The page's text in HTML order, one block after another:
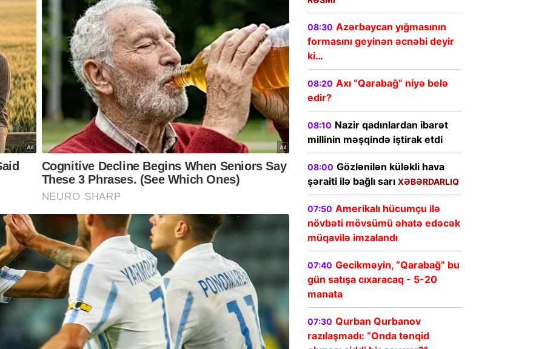
08:30 Azərbaycan yığmasının
formasını geyinən əcnəbi deyir
ki…
08:20 Axı “Qarabağ” niyə belə
edir?
08:10 Nazir qadınlardan ibarət
millinin məşqində iştirak etdi
08:00 Gözlənilən küləkli hava
şəraiti ilə bağlı sarı XƏBƏRDARLIQ
07:50 Amerikalı hücumçu ilə
növbəti mövsümü əhatə edəcək
müqavilə imzalandı
07:40 Gecikməyin, “Qarabağ” bu
gün satışa cıxaracaq - 5-20
manata
07:30 Qurban Qurbanov
razılaşmadı: “Onda tənqid